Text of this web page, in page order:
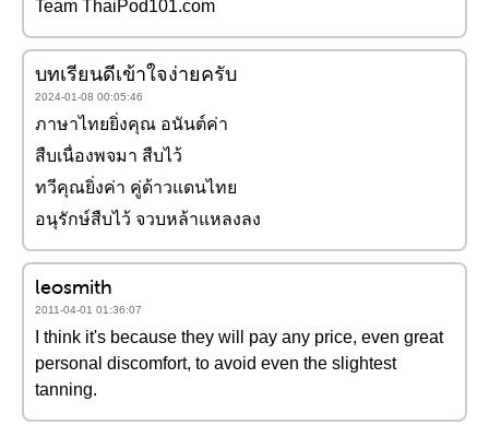
Team ThaiPod101.com
บทเรียนดีเข้าใจง่ายครับ
2024-01-08 00:05:46
ภาษาไทยยิ่งคุณ อนันต์ค่า
สืบเนื่องพจมา สืบไว้
ทวีคุณยิ่งค่า คู่ด้าวแดนไทย
อนุรักษ์สืบไว้ จวบหล้าแหลงลง
leosmith
2011-04-01 01:36:07
I think it's because they will pay any price, even great
personal discomfort, to avoid even the slightest
tanning.